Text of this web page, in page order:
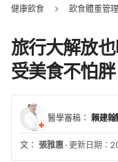
健康飲食 飲食體重管理
旅行大解放
受美食不怕胖
醫學審稿： 賴建翰
文： 張雅惠 · 更新日期：